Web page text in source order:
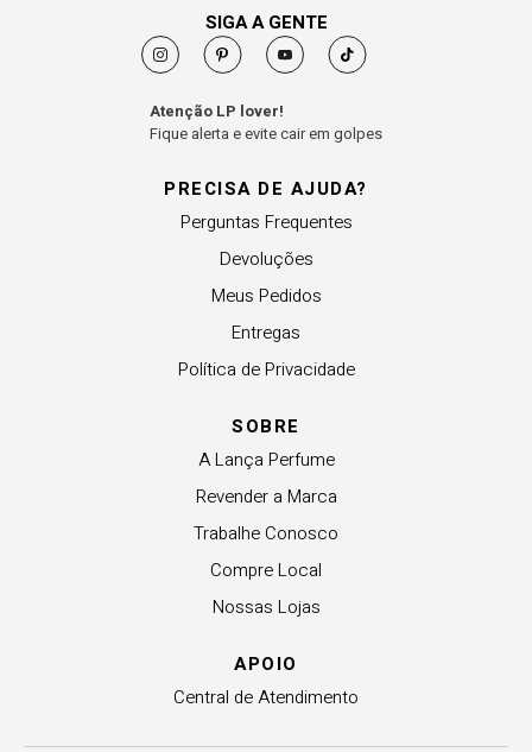
PRECISA DE AJUDA?
Perguntas Frequentes
Devoluções
Meus Pedidos
Entregas
Política de Privacidade
SOBRE
A Lança Perfume
Revender a Marca
Trabalhe Conosco
Compre Local
Nossas Lojas
APOIO
Central de Atendimento
SIGA A GENTE
Atenção LP lover!
Fique alerta e evite cair em golpes